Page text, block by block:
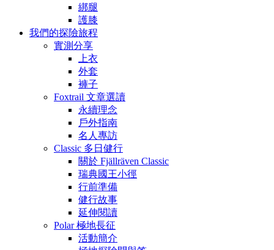
綁腿
護膝
我們的探險旅程
實測分享
上衣
外套
褲子
Foxtrail 文章選讀
永續理念
戶外指南
名人專訪
Classic 多日健行
關於 Fjällräven Classic
瑞典國王小徑
行前準備
健行故事
延伸閱讀
Polar 極地長征
活動簡介